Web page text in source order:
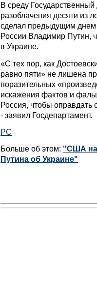
В среду
разоблачения десяти из
сделал предыдущим днем
России Владимир Путин,
в Украине.
«С тех пор, как
равно пяти» не лишена
поразительных
искажения фактов и
Россия, чтобы оправдать
- заявил Госдепартамент.
РС
Больше об этом: "США
Путина об Украине"